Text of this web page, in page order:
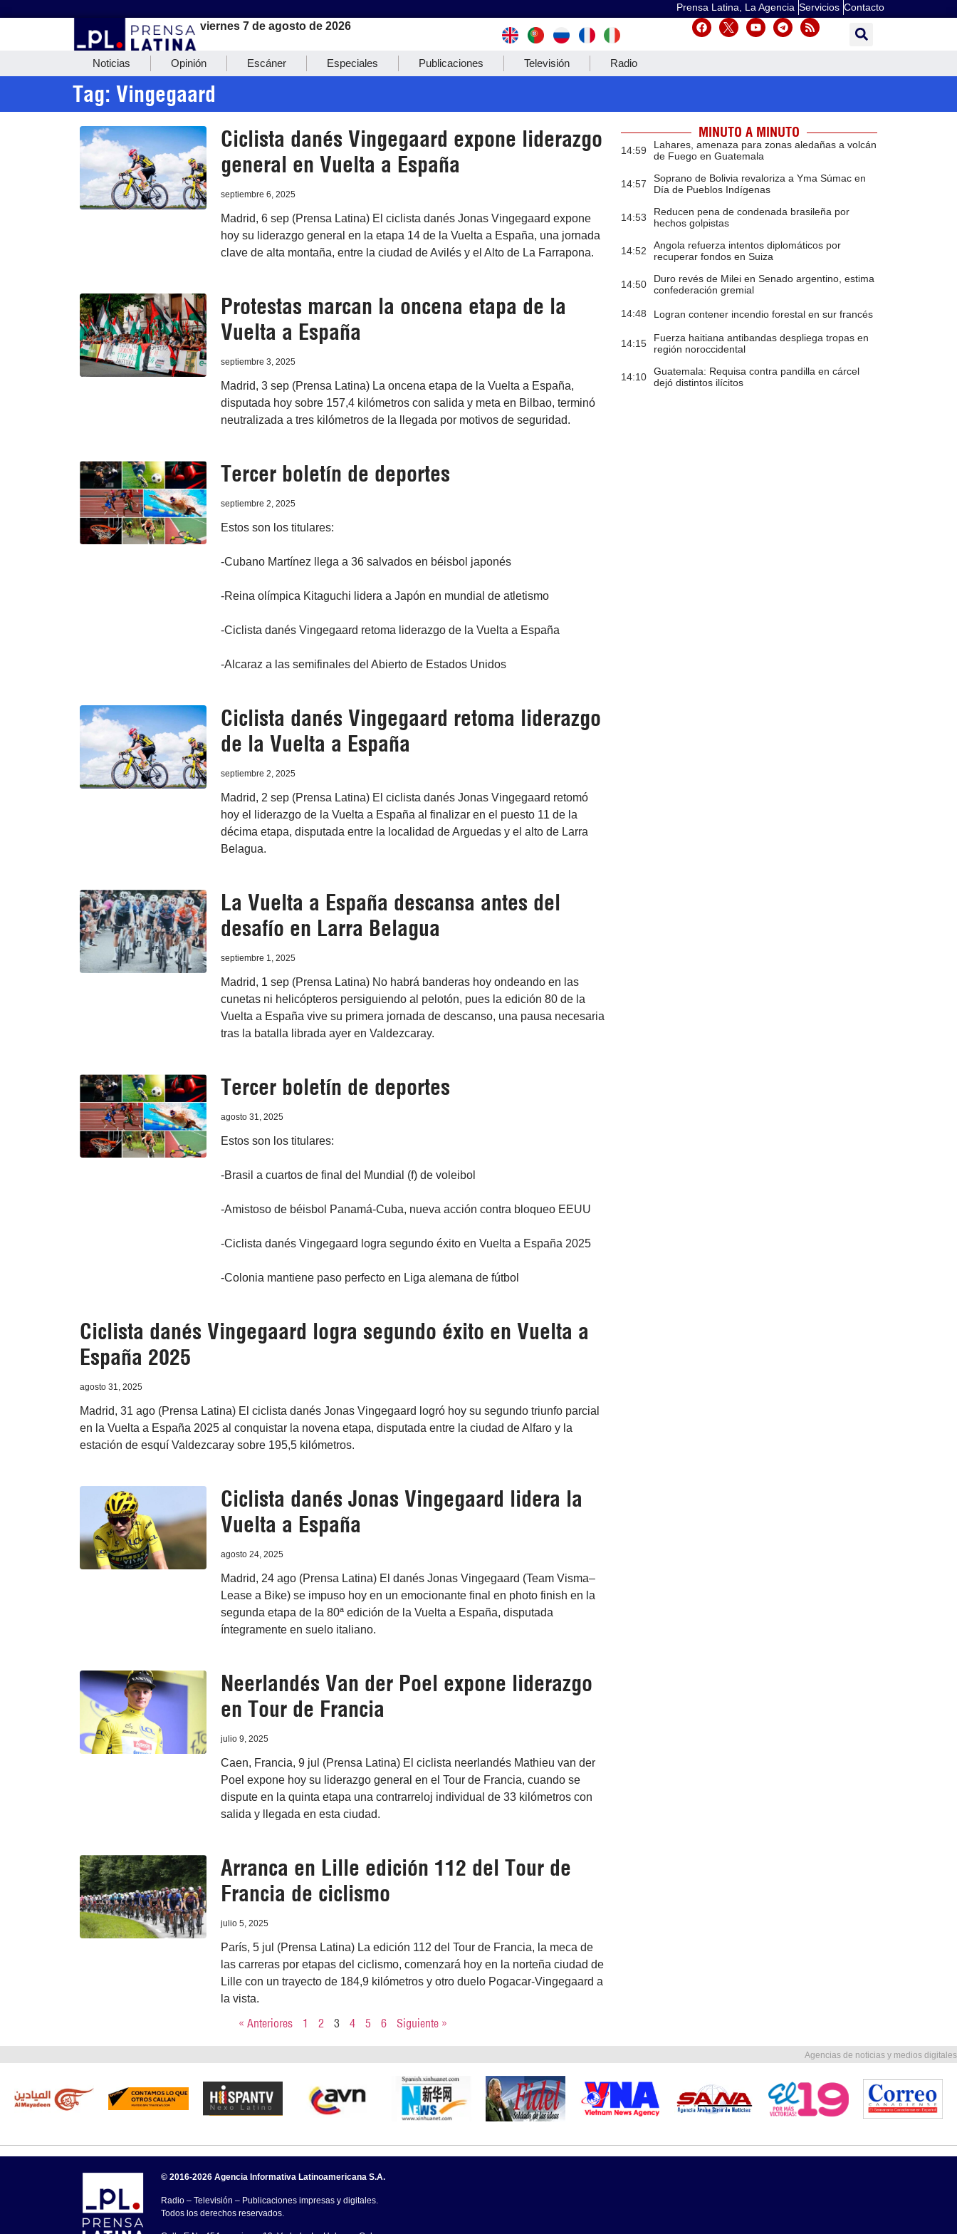
Prensa Latina, La Agencia Servicios Contacto
viernes 7 de agosto de 2026
Noticias Opinión Escáner Especiales Publicaciones Televisión Radio
Tag: Vingegaard
Ciclista danés Vingegaard expone liderazgo
general en Vuelta a España
septiembre 6, 2025
Madrid, 6 sep (Prensa Latina) El ciclista danés Jonas Vingegaard expone
hoy su liderazgo general en la etapa 14 de la Vuelta a España, una jornada
clave de alta montaña, entre la ciudad de Avilés y el Alto de La Farrapona.
Protestas marcan la oncena etapa de la
Vuelta a España
septiembre 3, 2025
Madrid, 3 sep (Prensa Latina) La oncena etapa de la Vuelta a España,
disputada hoy sobre 157,4 kilómetros con salida y meta en Bilbao, terminó
neutralizada a tres kilómetros de la llegada por motivos de seguridad.
Tercer boletín de deportes
septiembre 2, 2025
Estos son los titulares:
-Cubano Martínez llega a 36 salvados en béisbol japonés
-Reina olímpica Kitaguchi lidera a Japón en mundial de atletismo
-Ciclista danés Vingegaard retoma liderazgo de la Vuelta a España
-Alcaraz a las semifinales del Abierto de Estados Unidos
Ciclista danés Vingegaard retoma liderazgo
de la Vuelta a España
septiembre 2, 2025
Madrid, 2 sep (Prensa Latina) El ciclista danés Jonas Vingegaard retomó
hoy el liderazgo de la Vuelta a España al finalizar en el puesto 11 de la
décima etapa, disputada entre la localidad de Arguedas y el alto de Larra
Belagua.
La Vuelta a España descansa antes del
desafío en Larra Belagua
septiembre 1, 2025
Madrid, 1 sep (Prensa Latina) No habrá banderas hoy ondeando en las
cunetas ni helicópteros persiguiendo al pelotón, pues la edición 80 de la
Vuelta a España vive su primera jornada de descanso, una pausa necesaria
tras la batalla librada ayer en Valdezcaray.
Tercer boletín de deportes
agosto 31, 2025
Estos son los titulares:
-Brasil a cuartos de final del Mundial (f) de voleibol
-Amistoso de béisbol Panamá-Cuba, nueva acción contra bloqueo EEUU
-Ciclista danés Vingegaard logra segundo éxito en Vuelta a España 2025
-Colonia mantiene paso perfecto en Liga alemana de fútbol
Ciclista danés Vingegaard logra segundo éxito en Vuelta a
España 2025
agosto 31, 2025
Madrid, 31 ago (Prensa Latina) El ciclista danés Jonas Vingegaard logró hoy su segundo triunfo parcial
en la Vuelta a España 2025 al conquistar la novena etapa, disputada entre la ciudad de Alfaro y la
estación de esquí Valdezcaray sobre 195,5 kilómetros.
Ciclista danés Jonas Vingegaard lidera la
Vuelta a España
agosto 24, 2025
Madrid, 24 ago (Prensa Latina) El danés Jonas Vingegaard (Team Visma–
Lease a Bike) se impuso hoy en un emocionante final en photo finish en la
segunda etapa de la 80ª edición de la Vuelta a España, disputada
íntegramente en suelo italiano.
Neerlandés Van der Poel expone liderazgo
en Tour de Francia
julio 9, 2025
Caen, Francia, 9 jul (Prensa Latina) El ciclista neerlandés Mathieu van der
Poel expone hoy su liderazgo general en el Tour de Francia, cuando se
dispute en la quinta etapa una contrarreloj individual de 33 kilómetros con
salida y llegada en esta ciudad.
Arranca en Lille edición 112 del Tour de
Francia de ciclismo
julio 5, 2025
París, 5 jul (Prensa Latina) La edición 112 del Tour de Francia, la meca de
las carreras por etapas del ciclismo, comenzará hoy en la norteña ciudad de
Lille con un trayecto de 184,9 kilómetros y otro duelo Pogacar-Vingegaard a
la vista.
« Anteriores 1 2 3 4 5 6 Siguiente »
MINUTO A MINUTO
14:59
Lahares, amenaza para zonas aledañas a volcán
de Fuego en Guatemala
14:57
Soprano de Bolivia revaloriza a Yma Súmac en
Día de Pueblos Indígenas
14:53
Reducen pena de condenada brasileña por
hechos golpistas
14:52
Angola refuerza intentos diplomáticos por
recuperar fondos en Suiza
14:50
Duro revés de Milei en Senado argentino, estima
confederación gremial
14:48 Logran contener incendio forestal en sur francés
14:15
Fuerza haitiana antibandas despliega tropas en
región noroccidental
14:10
Guatemala: Requisa contra pandilla en cárcel
dejó distintos ilícitos
Agencias de noticias y medios digitales
© 2016-2026 Agencia Informativa Latinoamericana S.A.
Radio – Televisión – Publicaciones impresas y digitales.
Todos los derechos reservados.